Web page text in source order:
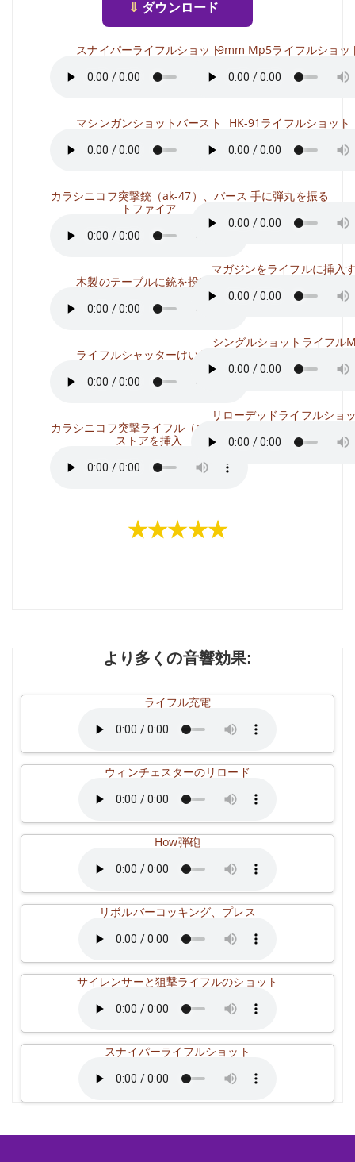
⇓ ダウンロード
スナイパーライフルショット
マシンガンショットバースト
カラシニコフ突撃銃（ak-47）、バース
トファイア
木製のテーブルに銃を投げる
ライフルシャッターけいれん
カラシニコフ突撃ライフル（ak-47）、
ストアを挿入
9mm Mp5ライフルショッ
HK-91ライフルショット
手に弾丸を振る
マガジンをライフルに挿入
シングルショットライフル
リローデッドライフルショ
★★★★★
より多くの音響効果:
ライフル充電
ウィンチェスターのリロード
How弾砲
リボルバーコッキング、プレス
サイレンサーと狙撃ライフルのショット
スナイパーライフルショット